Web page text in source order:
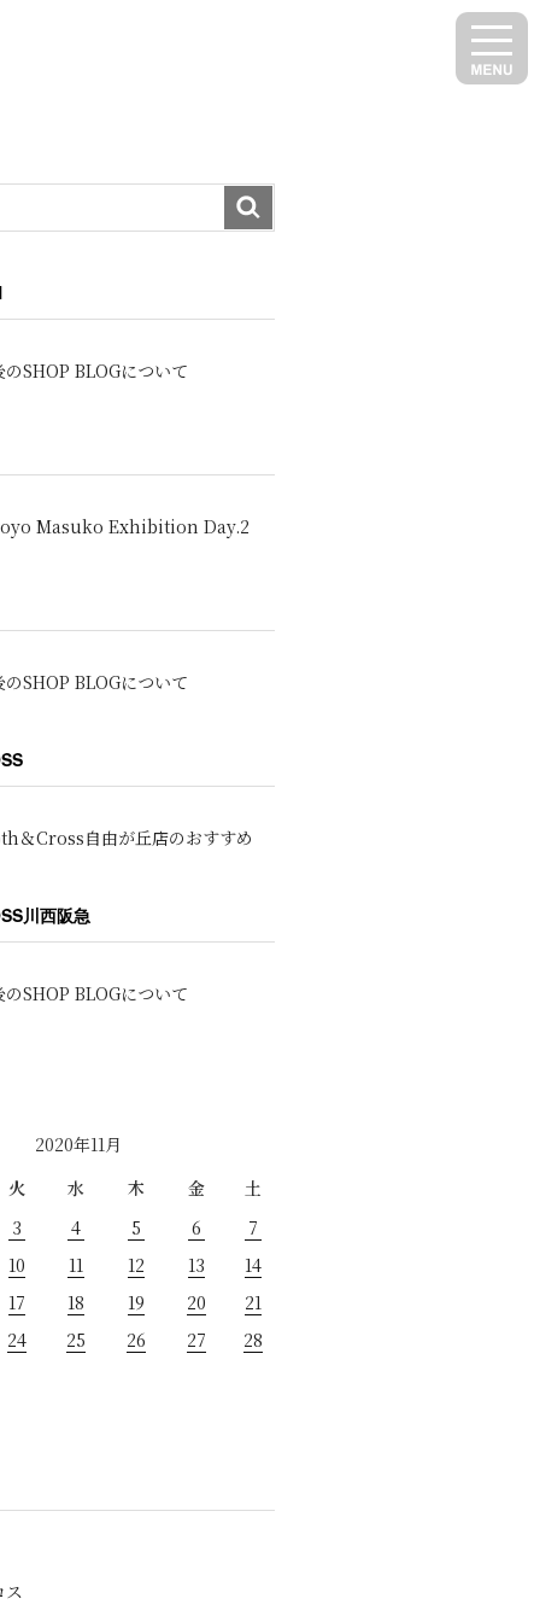
のSHOP BLOGについて
Masuko Exhibition Day.2
のSHOP BLOGについて
＆Cross自由が丘店のおすすめ
川西阪急
のSHOP BLOGについて
2020年11月
火 水 木 金
土
3 4 5 6
7
10 11 12 13
14
17 18 19 20
21
24 25 26 27
28
ス